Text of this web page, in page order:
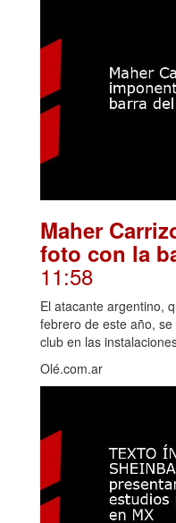
Maher
foto con la
11:58
El atacante argentino,
febrero de este año,
club en las
Olé.com.ar